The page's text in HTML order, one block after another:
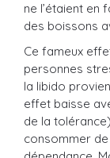
ne l’étaient en
des boissons
Ce fameux
personnes
la libido
effet baisse
de la
consommer de